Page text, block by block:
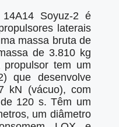
Soyuz-2 é
laterais
massa bruta de
de 3.810 kg
propulsor tem um
que desenvolve
kN (vácuo), com
120 s. Têm um
um diâmetro